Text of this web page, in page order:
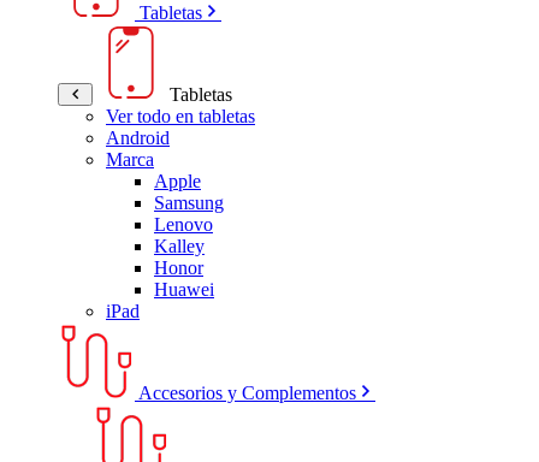
Tabletas
Tabletas
Ver todo en tabletas
Android
Marca
Apple
Samsung
Lenovo
Kalley
Honor
Huawei
iPad
Accesorios y Complementos